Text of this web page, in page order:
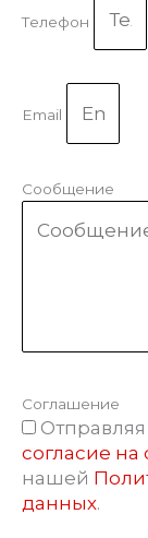
Телефон
Email
Сообщение
Соглашение
согласие на
нашей
данных.